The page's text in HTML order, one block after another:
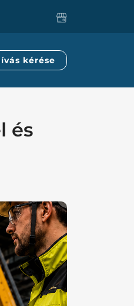
kérése
és